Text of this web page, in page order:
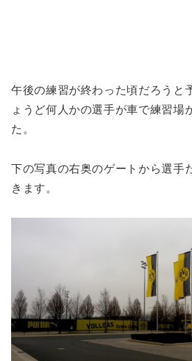
午後の練習が終わった頃だろうと
ょうど何人かの選手が車で練習場
た。
下の写真の右奥のゲートから選手
きます。